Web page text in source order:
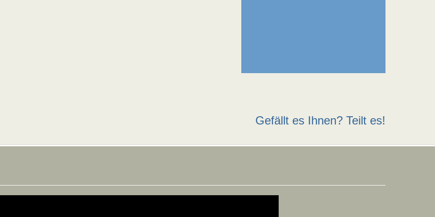
Gefällt es Ihnen? Teilt es!